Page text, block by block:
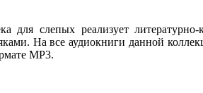
слепых реализует литературно-
На все аудиокниги данной
МР3.